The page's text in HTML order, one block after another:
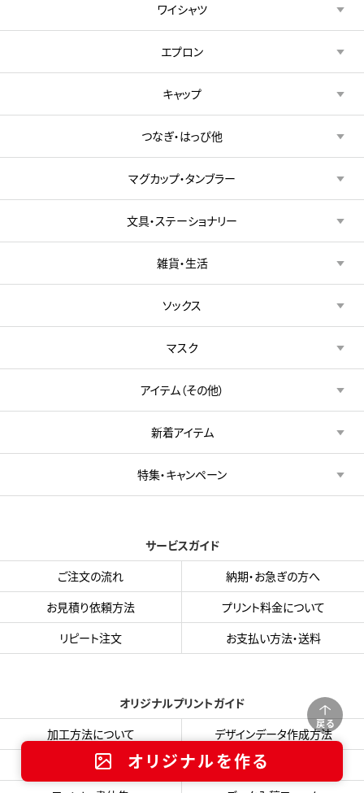
戻る
オリジナルを作る
ワイシャツ
エプロン
キャップ
つなぎ・はっぴ他
マグカップ・タンブラー
文具・ステーショナリー
雑貨・生活
ソックス
マスク
アイテム（その他）
新着アイテム
特集・キャンペーン
サービスガイド
ご注文の流れ
納期・お急ぎの方へ
お見積り依頼方法
プリント料金について
リピート注文
お支払い方法・送料
オリジナルプリントガイド
加工方法について
デザインデータ作成方法
プリント色サンプル
入稿用テンプレート